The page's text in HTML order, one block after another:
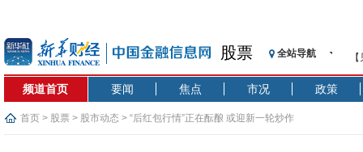
股票 全站导航
记
频道首页 要闻 焦点 市况 政策
首页 > 股票 > 股市动态 > “后红包行情”正在酝酿 或迎新一轮炒作